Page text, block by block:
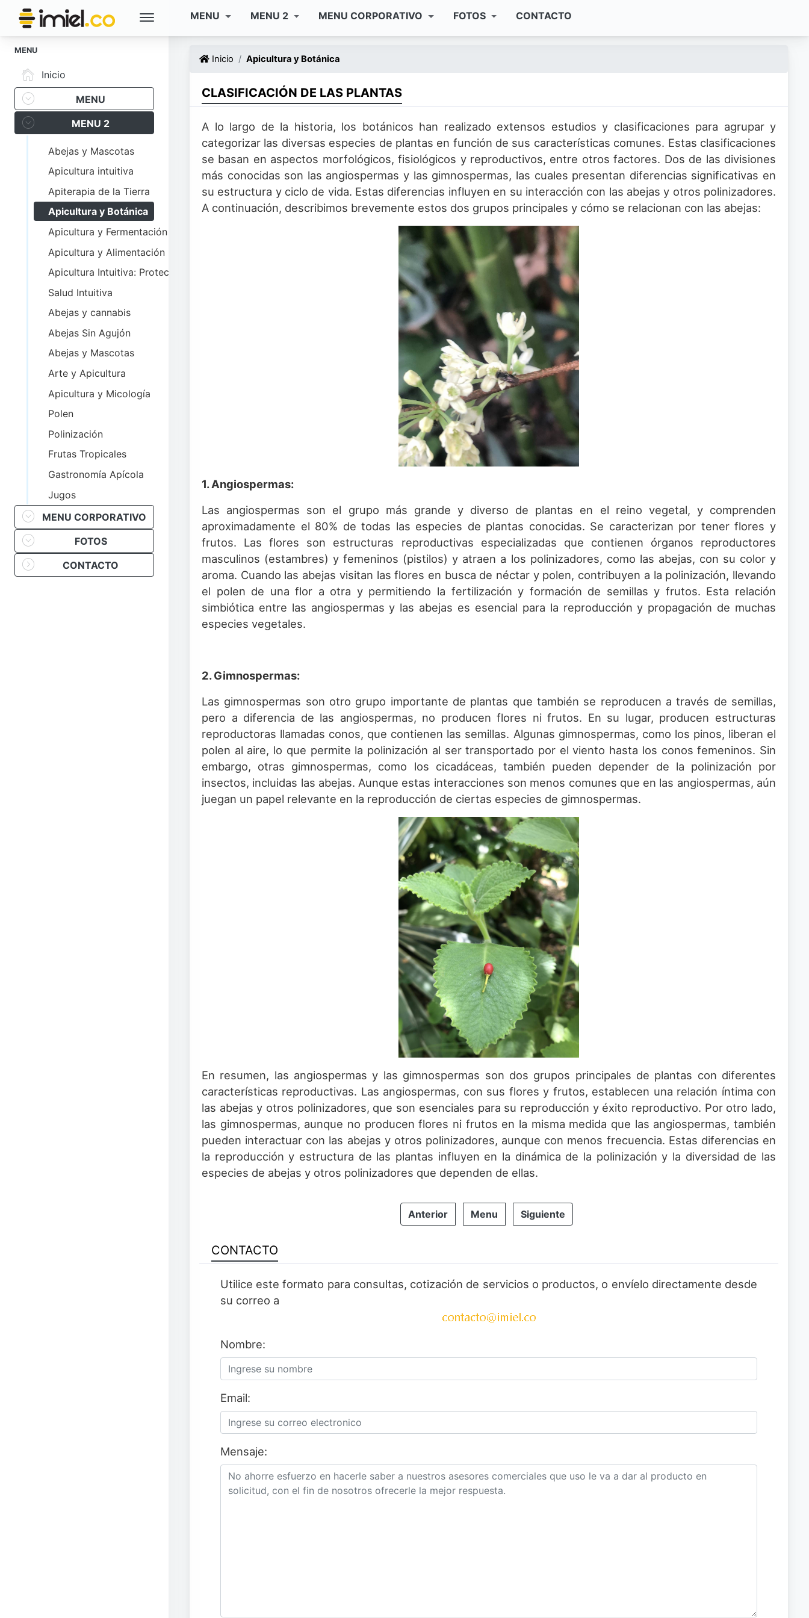
MENU MENU 2 MENU CORPORATIVO FOTOS CONTACTO
MENU
Inicio
MENU
MENU 2
Abejas y Mascotas
Apicultura intuitiva
Apiterapia de la Tierra
Apicultura y Botánica
Apicultura y Fermentación
Apicultura y Alimentación Intuitiva
Apicultura Intuitiva: Protección de las abejas
Salud Intuitiva
Abejas y cannabis
Abejas Sin Agujón
Abejas y Mascotas
Arte y Apicultura
Apicultura y Micología
Polen
Polinización
Frutas Tropicales
Gastronomía Apícola
Jugos
MENU CORPORATIVO
FOTOS
CONTACTO
Inicio Apicultura y Botánica
CLASIFICACIÓN DE LAS PLANTAS
A lo largo de la historia, los botánicos han realizado extensos estudios y clasificaciones para agrupar y
categorizar las diversas especies de plantas en función de sus características comunes. Estas clasificaciones
se basan en aspectos morfológicos, fisiológicos y reproductivos, entre otros factores. Dos de las divisiones
más conocidas son las angiospermas y las gimnospermas, las cuales presentan diferencias significativas en
su estructura y ciclo de vida. Estas diferencias influyen en su interacción con las abejas y otros polinizadores.
A continuación, describimos brevemente estos dos grupos principales y cómo se relacionan con las abejas:
1. Angiospermas:
Las angiospermas son el grupo más grande y diverso de plantas en el reino vegetal, y comprenden
aproximadamente el 80% de todas las especies de plantas conocidas. Se caracterizan por tener flores y
frutos. Las flores son estructuras reproductivas especializadas que contienen órganos reproductores
masculinos (estambres) y femeninos (pistilos) y atraen a los polinizadores, como las abejas, con su color y
aroma. Cuando las abejas visitan las flores en busca de néctar y polen, contribuyen a la polinización, llevando
el polen de una flor a otra y permitiendo la fertilización y formación de semillas y frutos. Esta relación
simbiótica entre las angiospermas y las abejas es esencial para la reproducción y propagación de muchas
especies vegetales.
2. Gimnospermas:
Las gimnospermas son otro grupo importante de plantas que también se reproducen a través de semillas,
pero a diferencia de las angiospermas, no producen flores ni frutos. En su lugar, producen estructuras
reproductoras llamadas conos, que contienen las semillas. Algunas gimnospermas, como los pinos, liberan el
polen al aire, lo que permite la polinización al ser transportado por el viento hasta los conos femeninos. Sin
embargo, otras gimnospermas, como los cicadáceas, también pueden depender de la polinización por
insectos, incluidas las abejas. Aunque estas interacciones son menos comunes que en las angiospermas, aún
juegan un papel relevante en la reproducción de ciertas especies de gimnospermas.
En resumen, las angiospermas y las gimnospermas son dos grupos principales de plantas con diferentes
características reproductivas. Las angiospermas, con sus flores y frutos, establecen una relación íntima con
las abejas y otros polinizadores, que son esenciales para su reproducción y éxito reproductivo. Por otro lado,
las gimnospermas, aunque no producen flores ni frutos en la misma medida que las angiospermas, también
pueden interactuar con las abejas y otros polinizadores, aunque con menos frecuencia. Estas diferencias en
la reproducción y estructura de las plantas influyen en la dinámica de la polinización y la diversidad de las
especies de abejas y otros polinizadores que dependen de ellas.
Anterior Menu Siguiente
CONTACTO
Utilice este formato para consultas, cotización de servicios o productos, o envíelo directamente desde
su correo a
Nombre:
Email:
Mensaje: